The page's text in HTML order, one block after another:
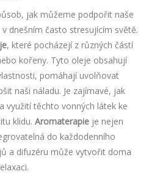
jak můžeme podpořit naše
dnešním často stresujícím světě.
, které pocházejí z různých částí
kořeny. Tyto oleje obsahují
pomáhají uvolňovat
naši náladu. Je zajímavé, jak
využití těchto vonných látek ke
klidu. Aromaterapie je nejen
do každodenního
a difuzéru může vytvořit doma